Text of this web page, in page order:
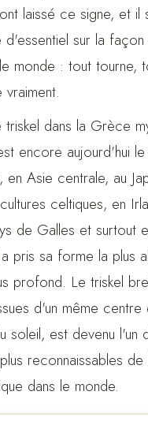
laissé ce signe, et il
d'essentiel sur la
monde : tout tourne,
dans la Grèce
encore aujourd'hui
Asie centrale, au
celtiques, en
de Galles et surtout
pris sa forme la plus
profond. Le triskel
d'un même centre
soleil, est devenu l'un
reconnaissables de
dans le monde.